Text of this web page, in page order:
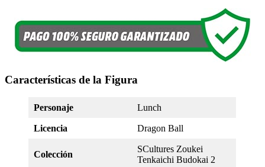
Características de la Figura
Personaje Lunch
Licencia Dragon Ball
Colección
SCultures Zoukei
Tenkaichi Budokai 2